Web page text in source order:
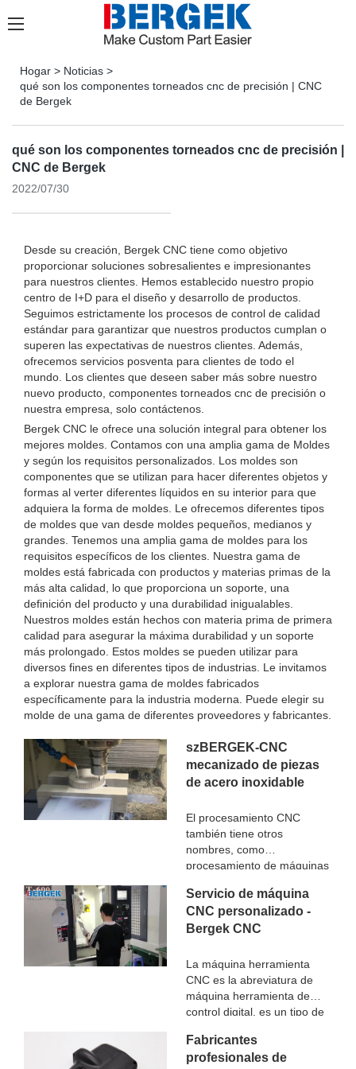
Hogar > Noticias >
qué son los componentes torneados cnc de precisión | CNC
de Bergek
qué son los componentes torneados cnc de precisión |
CNC de Bergek
2022/07/30
Desde su creación, Bergek CNC tiene como objetivo
proporcionar soluciones sobresalientes e impresionantes
para nuestros clientes. Hemos establecido nuestro propio
centro de I+D para el diseño y desarrollo de productos.
Seguimos estrictamente los procesos de control de calidad
estándar para garantizar que nuestros productos cumplan o
superen las expectativas de nuestros clientes. Además,
ofrecemos servicios posventa para clientes de todo el
mundo. Los clientes que deseen saber más sobre nuestro
nuevo producto, componentes torneados cnc de precisión o
nuestra empresa, solo contáctenos.
Bergek CNC le ofrece una solución integral para obtener los
mejores moldes. Contamos con una amplia gama de Moldes
y según los requisitos personalizados. Los moldes son
componentes que se utilizan para hacer diferentes objetos y
formas al verter diferentes líquidos en su interior para que
adquiera la forma de moldes. Le ofrecemos diferentes tipos
de moldes que van desde moldes pequeños, medianos y
grandes. Tenemos una amplia gama de moldes para los
requisitos específicos de los clientes. Nuestra gama de
moldes está fabricada con productos y materias primas de la
más alta calidad, lo que proporciona un soporte, una
definición del producto y una durabilidad inigualables.
Nuestros moldes están hechos con materia prima de primera
calidad para asegurar la máxima durabilidad y un soporte
más prolongado. Estos moldes se pueden utilizar para
diversos fines en diferentes tipos de industrias. Le invitamos
a explorar nuestra gama de moldes fabricados
específicamente para la industria moderna. Puede elegir su
molde de una gama de diferentes proveedores y fabricantes.
szBERGEK-CNC
mecanizado de piezas
de acero inoxidable
El procesamiento CNC
también tiene otros
nombres, como
procesamiento de máquinas
computadora y llamado
centro de procesamiento
CNC, el trabajo principal es
procesamiento, el trabajo
manual original en
programación de
computadora. Es una
herramienta automática
controlada por el programa.
Servicio de máquina
CNC personalizado -
Bergek CNC
La máquina herramienta
CNC es la abreviatura de
máquina herramienta de
control digital, es un tipo de
automática equipada con el
sistema de control de
Fabricantes
profesionales de